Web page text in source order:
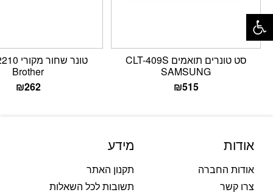
סט טונרים תואמים CLT-409S
SAMSUNG
₪515
Brother
₪262
אודות
אודות החברה
צרו קשר
מידע
תקנון האתר
תשובות לכל השאלות
פתח סרגל נגישות